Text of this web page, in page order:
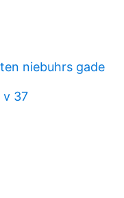
niebuhrs gade
v 37